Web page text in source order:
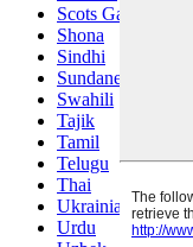
Scots Gaelic
Shona
Sindhi
Sundanese
Swahili
Tajik
Tamil
Telugu
Thai
Ukrainian
Urdu